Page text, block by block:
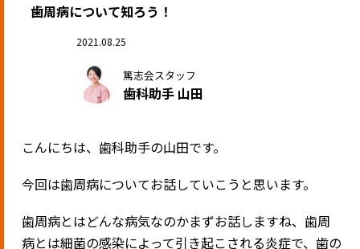
歯周病について知ろう！
2021.08.25
篤志会スタッフ
歯科助手 山田
こんにちは、歯科助手の山田です。
今回は歯周病についてお話していこうと思います。
歯周病とはどんな病気なのかまずお話しますね、歯周
病とは細菌の感染によって引き起こされる炎症で、歯の